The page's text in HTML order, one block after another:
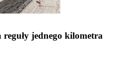
reguły jednego kilometra